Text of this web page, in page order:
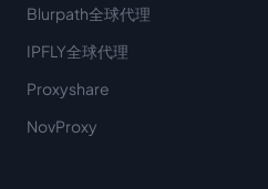
Blurpath全球代理
IPFLY全球代理
Proxyshare
NovProxy